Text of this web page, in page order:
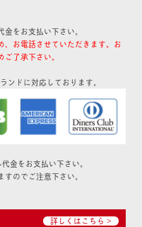
をお支払い下さい。
お電話させていただきます。お
了承下さい。
ンドに対応しております。
金をお支払い下さい。
のでご注意下さい。
詳しくはこちら >